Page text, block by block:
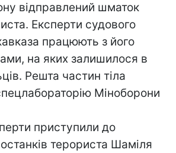
відправлений шматок
Експерти судового
працюють з його
на яких залишилося в
Решта частин тіла
Міноборони
приступили до
терориста Шаміля